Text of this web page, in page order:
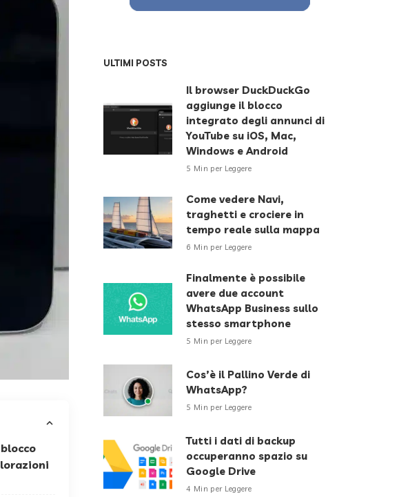
ULTIMI POSTS
Il browser DuckDuckGo
aggiunge il blocco
integrato degli annunci di
YouTube su iOS, Mac,
Windows e Android
5 Min per Leggere
Come vedere Navi,
traghetti e crociere in
tempo reale sulla mappa
6 Min per Leggere
Finalmente è possibile
avere due account
WhatsApp Business sullo
stesso smartphone
5 Min per Leggere
Cos’è il Pallino Verde di
WhatsApp?
5 Min per Leggere
Tutti i dati di backup
occuperanno spazio su
Google Drive
4 Min per Leggere